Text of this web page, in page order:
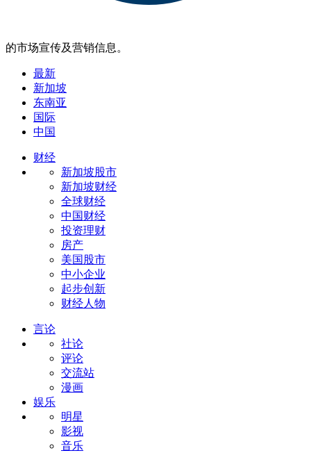
的市场宣传及营销信息。
最新
新加坡
东南亚
国际
中国
财经
新加坡股市
新加坡财经
全球财经
中国财经
投资理财
房产
美国股市
中小企业
起步创新
财经人物
言论
社论
评论
交流站
漫画
娱乐
明星
影视
音乐